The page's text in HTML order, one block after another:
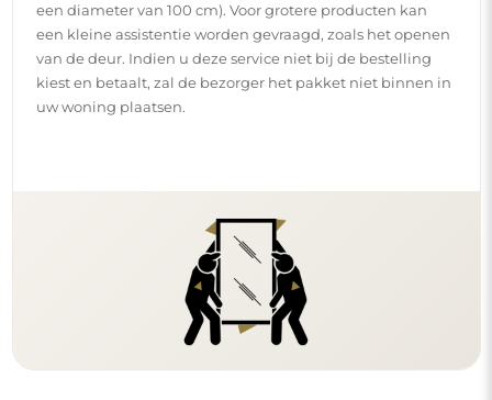
een diameter van 100 cm). Voor grotere producten kan
een kleine assistentie worden gevraagd, zoals het openen
van de deur. Indien u deze service niet bij de bestelling
kiest en betaalt, zal de bezorger het pakket niet binnen in
uw woning plaatsen.